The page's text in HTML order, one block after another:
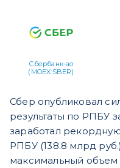
Сбербанк-ао
(MOEX:SBER)
Сбер опубликовал
результаты по РПБУ
заработал
РПБУ (138.8 млрд
максимальный объем